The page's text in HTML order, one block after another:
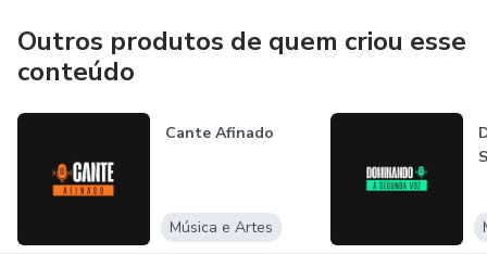
Outros produtos de quem criou esse
conteúdo
Cante Afinado
Música e Artes